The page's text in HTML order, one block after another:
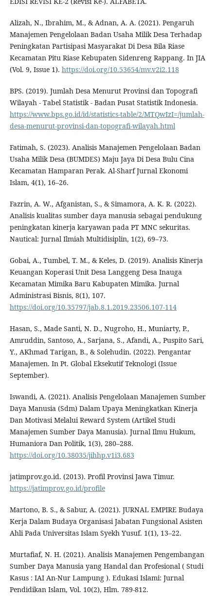
Alizah, N., Ibrahim, M., & Adnan, A. A. (2021). Pengaruh
Manajemen Pengelolaan Badan Usaha Milik Desa Terhadap
Peningkatan Partisipasi Masyarakat Di Desa Bila Riase
Kecamatan Pitu Riase Kebupaten Sidenreng Rappang. In JIA
(Vol. 9, Issue 1). https://doi.org/10.53654/mv.v2i2.118
BPS. (2019). Jumlah Desa Menurut Provinsi dan Topografi
Wilayah - Tabel Statistik - Badan Pusat Statistik Indonesia.
https://www.bps.go.id/id/statistics-table/2/MTQwIzI=/jumlah-
desa-menurut-provinsi-dan-topografi-wilayah.html
Fatimah, S. (2023). Analisis Manajemen Pengelolaan Badan
Usaha Milik Desa (BUMDES) Maju Jaya Di Desa Bulu Cina
Kecamatan Hamparan Perak. Al-Sharf Jurnal Ekonomi
Islam, 4(1), 16–26.
Fazrin, A. W., Afganistan, S., & Simamora, A. K. R. (2022).
Analisis kualitas sumber daya manusia sebagai pendukung
peningkatan kinerja karyawan pada PT MNC sekuritas.
Nautical: Jurnal Ilmiah Multidisiplin, 1(2), 69–73.
Gobai, A., Tumbel, T. M., & Keles, D. (2019). Analisis Kinerja
Keuangan Koperasi Unit Desa Langgeng Desa Inauga
Kecamatan Mimika Baru Kabupaten Mimika. Jurnal
Administrasi Bisnis, 8(1), 107.
https://doi.org/10.35797/jab.8.1.2019.23506.107-114
Hasan, S., Made Santi, N. D., Nugroho, H., Muniarty, P.,
Amruddin, Santoso, A., Sarjana, S., Afandi, A., Puspito Sari,
Y., AKhmad Tarigan, B., & Solehudin. (2022). Pengantar
Manajemen. In Pt. Global Eksekutif Teknologi (Issue
September).
Iswandi, A. (2021). Analisis Pengelolaan Manajemen Sumber
Daya Manusia (Sdm) Dalam Upaya Meningkatkan Kinerja
Dan Motivasi Melalui Reward System (Artikel Studi
Manajemen Sumber Daya Manusia). Jurnal Ilmu Hukum,
Humaniora Dan Politik, 1(3), 280–288.
https://doi.org/10.38035/jihhp.v1i3.683
jatimprov.go.id. (2013). Profil Provinsi Jawa Timur.
https://jatimprov.go.id/profile
Martono, B. S., & Sabur, A. (2021). JURNAL EMPIRE Budaya
Kerja Dalam Budaya Organisasi Jabatan Fungsional Asisten
Ahli Pada Universitas Islam Syekh Yusuf. 1(1), 13–22.
Murtafiaf, N. H. (2021). Analisis Manajemen Pengembangan
Sumber Daya Manusia yang Handal dan Profesional ( Studi
Kasus : IAI An-Nur Lampung ). Edukasi Islami: Jurnal
Pendidikan Islam, Vol. 10(2), Hlm. 789-812.